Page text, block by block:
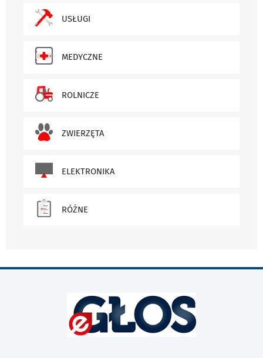
USŁUGI
MEDYCZNE
ROLNICZE
ZWIERZĘTA
ELEKTRONIKA
RÓŻNE